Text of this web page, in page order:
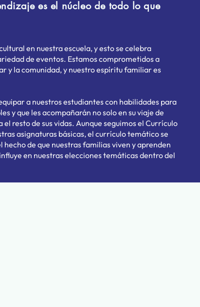
es el núcleo de todo lo que
en nuestra escuela, y esto se celebra
de eventos. Estamos comprometidos a
y la comunidad, y nuestro espíritu familiar es
a nuestros estudiantes con habilidades para
y que les acompañarán no solo en su viaje de
resto de sus vidas. Aunque seguimos el Currículo
asignaturas básicas, el currículo temático se
de que nuestras familias viven y aprenden
en nuestras elecciones temáticas dentro del